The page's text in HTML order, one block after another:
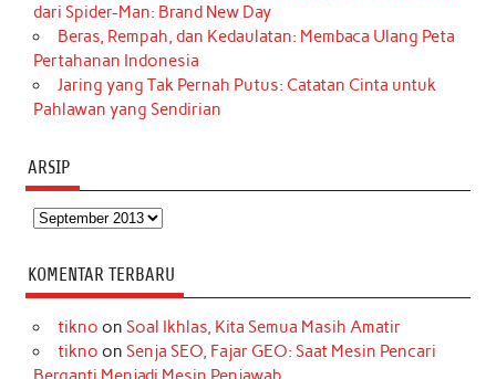
dari Spider-Man: Brand New Day
Beras, Rempah, dan Kedaulatan: Membaca Ulang Peta
Pertahanan Indonesia
Jaring yang Tak Pernah Putus: Catatan Cinta untuk
Pahlawan yang Sendirian
ARSIP
Arsip
KOMENTAR TERBARU
tikno on Soal Ikhlas, Kita Semua Masih Amatir
tikno on Senja SEO, Fajar GEO: Saat Mesin Pencari